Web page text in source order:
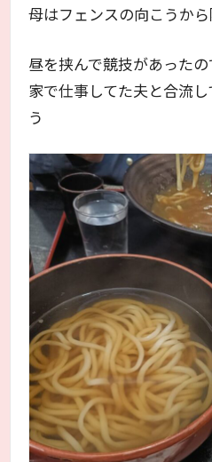
母はフェンスの向こうから
昼を挟んで競技があったの
家で仕事してた夫と合流
う